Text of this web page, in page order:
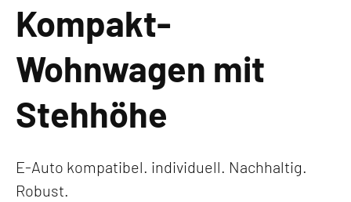
Kompakt-
Wohnwagen mit
Stehhöhe
E-Auto kompatibel. individuell. Nachhaltig.
Robust.